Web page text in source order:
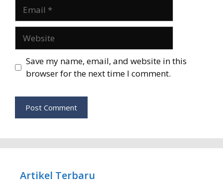
Save my name, email, and website in this
browser for the next time I comment.
Artikel Terbaru